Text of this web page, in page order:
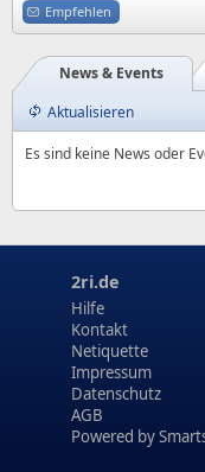
Empfehlen
News & Events
Aktualisieren
Es sind keine News oder
2ri.de
Hilfe
Kontakt
Netiquette
Impressum
Datenschutz
AGB
Powered by